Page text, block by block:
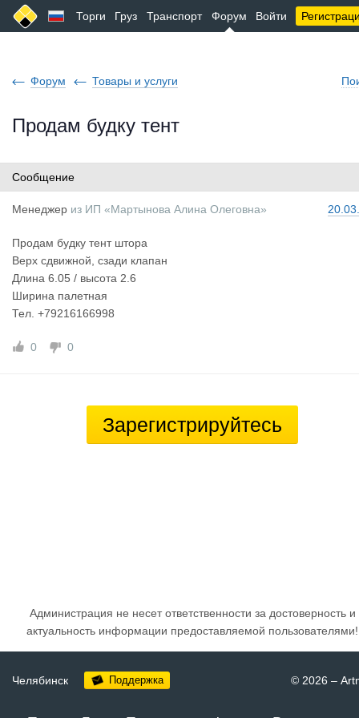
Торги Груз Транспорт Форум Войти
Форум Товары и услуги
Продам будку тент
Сообщение
Менеджер из ИП «Мартынова Алина Олеговна»
Продам будку тент штора
Верх сдвижной, сзади клапан
Длина 6.05 / высота 2.6
Ширина палетная
Тел. +79216166998
0 0
Зарегистрируйтесь
Администрация не несет ответственности за достоверность и
актуальность информации предоставляемой пользователями!
Челябинск Поддержка © 2026 –